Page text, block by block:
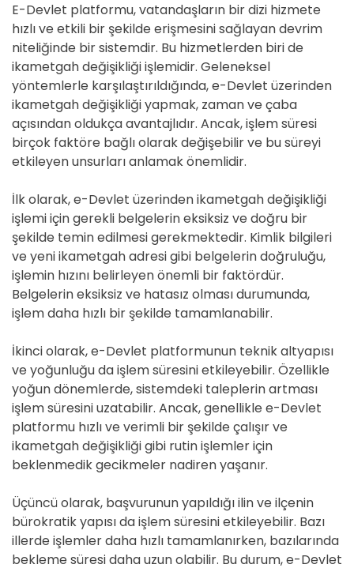
E-Devlet platformu, vatandaşların bir dizi hizmete
hızlı ve etkili bir şekilde erişmesini sağlayan devrim
niteliğinde bir sistemdir. Bu hizmetlerden biri de
ikametgah değişikliği işlemidir. Geleneksel
yöntemlerle karşılaştırıldığında, e-Devlet üzerinden
ikametgah değişikliği yapmak, zaman ve çaba
açısından oldukça avantajlıdır. Ancak, işlem süresi
birçok faktöre bağlı olarak değişebilir ve bu süreyi
etkileyen unsurları anlamak önemlidir.
İlk olarak, e-Devlet üzerinden ikametgah değişikliği
işlemi için gerekli belgelerin eksiksiz ve doğru bir
şekilde temin edilmesi gerekmektedir. Kimlik bilgileri
ve yeni ikametgah adresi gibi belgelerin doğruluğu,
işlemin hızını belirleyen önemli bir faktördür.
Belgelerin eksiksiz ve hatasız olması durumunda,
işlem daha hızlı bir şekilde tamamlanabilir.
İkinci olarak, e-Devlet platformunun teknik altyapısı
ve yoğunluğu da işlem süresini etkileyebilir. Özellikle
yoğun dönemlerde, sistemdeki taleplerin artması
işlem süresini uzatabilir. Ancak, genellikle e-Devlet
platformu hızlı ve verimli bir şekilde çalışır ve
ikametgah değişikliği gibi rutin işlemler için
beklenmedik gecikmeler nadiren yaşanır.
Üçüncü olarak, başvurunun yapıldığı ilin ve ilçenin
bürokratik yapısı da işlem süresini etkileyebilir. Bazı
illerde işlemler daha hızlı tamamlanırken, bazılarında
bekleme süresi daha uzun olabilir. Bu durum, e-Devlet